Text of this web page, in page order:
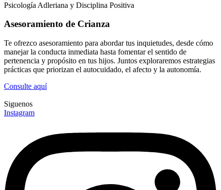
Psicología Adleriana y Disciplina Positiva
Asesoramiento de Crianza
Te ofrezco asesoramiento para abordar tus inquietudes, desde cómo
manejar la conducta inmediata hasta fomentar el sentido de
pertenencia y propósito en tus hijos. Juntos exploraremos estrategias
prácticas que priorizan el autocuidado, el afecto y la autonomía.
Consulte aquí
Siguenos
Instagram